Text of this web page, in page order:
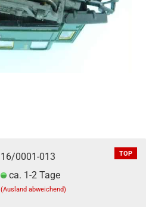
TOP
16/0001-013
ca. 1-2 Tage
(Ausland abweichend)